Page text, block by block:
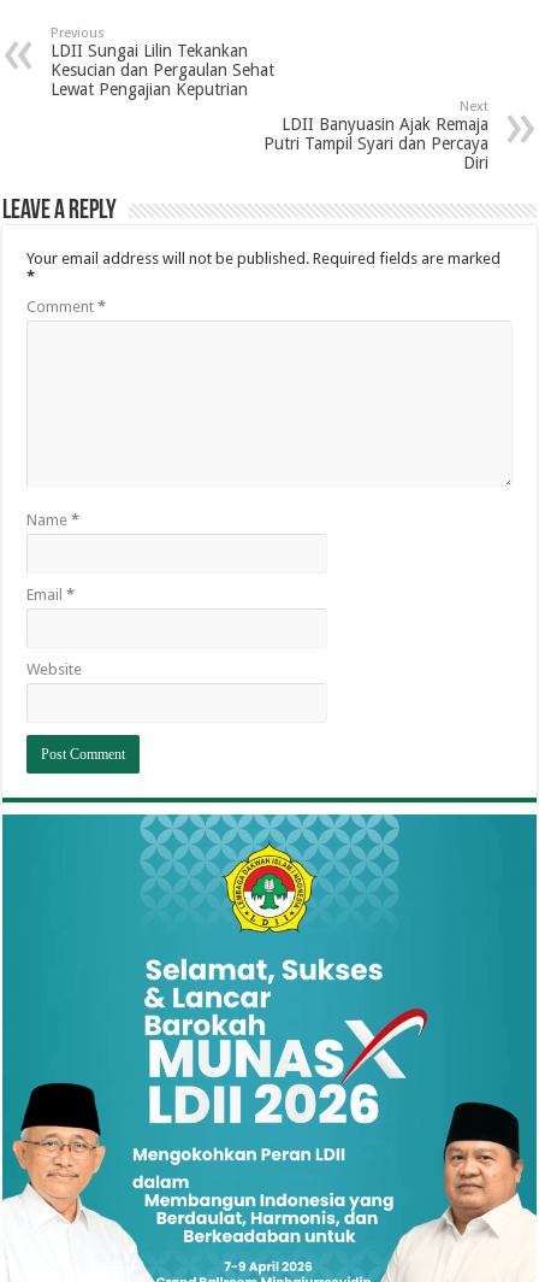
Previous
LDII Sungai Lilin Tekankan
Kesucian dan Pergaulan Sehat
Lewat Pengajian Keputrian
Next
LDII Banyuasin Ajak Remaja
Putri Tampil Syari dan Percaya
Diri
Leave a Reply
Your email address will not be published. Required fields are marked
*
Comment*
Name*
Email*
Website